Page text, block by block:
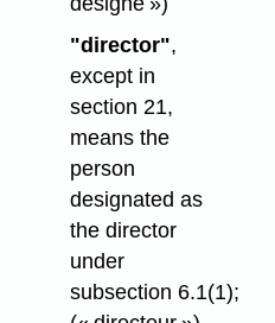
"director",
except in
section 21,
means the
person
designated as
the director
under
subsection 6.1(1);